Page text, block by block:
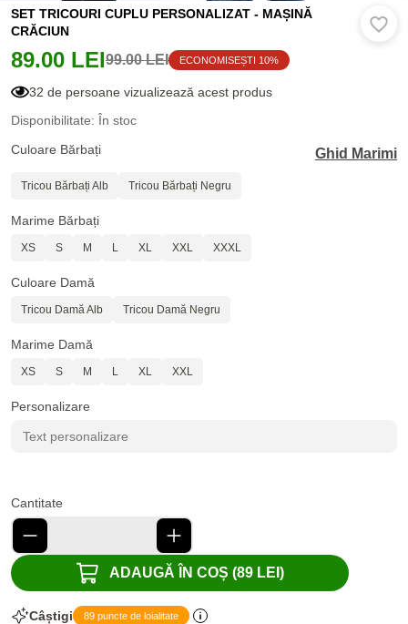
SET TRICOURI CUPLU PERSONALIZAT - MAȘINĂ
CRĂCIUN
89.00 LEI99.00 LEI ECONOMISEȘTI 10%
32 de persoane vizualizează acest produs
Disponibilitate: În stoc
Culoare Bărbați
Ghid Marimi
Tricou Bărbați Alb Tricou Bărbați Negru
Marime Bărbați
XS S M L XL XXL XXXL
Culoare Damă
Tricou Damă Alb Tricou Damă Negru
Marime Damă
XS S M L XL XXL
Personalizare
Cantitate
ADAUGĂ ÎN COȘ (89 LEI)
Câștigi 89 puncte de loialitate